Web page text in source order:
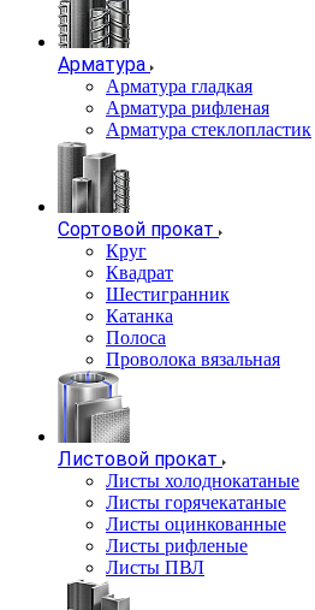
Арматура
Арматура гладкая
Арматура рифленая
Арматура стеклопластик
Сортовой прокат
Круг
Квадрат
Шестигранник
Катанка
Полоса
Проволока вязальная
Листовой прокат
Листы холоднокатаные
Листы горячекатаные
Листы оцинкованные
Листы рифленые
Листы ПВЛ